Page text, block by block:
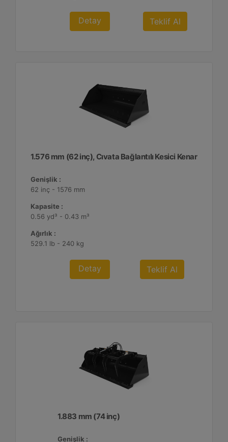
Detay Teklif Al
1.576 mm (62 inç), Cıvata Bağlantılı Kesici Kenar
Genişlik :
62 inç - 1576 mm
Kapasite :
0.56 yd³ - 0.43 m³
Ağırlık :
529.1 lb - 240 kg
Detay Teklif Al
1.883 mm (74 inç)
Genişlik :